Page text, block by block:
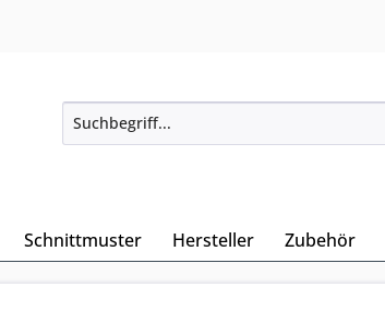
Schnittmuster Hersteller Zubehör